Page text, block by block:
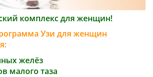
комплекс для женщин!
Узи для женщин
желёз
малого таза